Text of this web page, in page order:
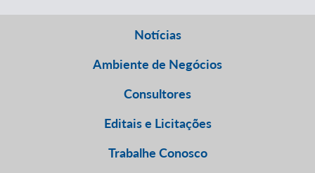
Notícias
Ambiente de Negócios
Consultores
Editais e Licitações
Trabalhe Conosco